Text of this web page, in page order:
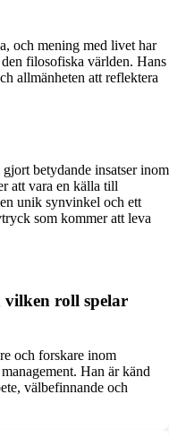
och mening med livet har
filosofiska världen. Hans
allmänheten att reflektera
betydande insatser inom
att vara en källa till
unik synvinkel och ett
som kommer att leva
vilken roll spelar
och forskare inom
Han är känd
välbefinnande och